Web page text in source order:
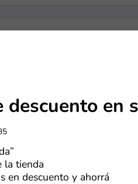
Temu por $0
descuento en
la tienda
en descuento y ahorrá